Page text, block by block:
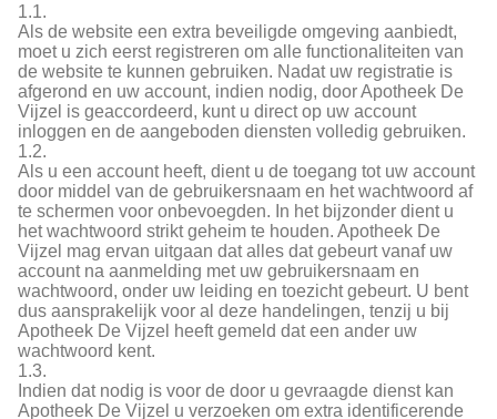
1.1.
Als de website een extra beveiligde omgeving aanbiedt,
moet u zich eerst registreren om alle functionaliteiten van
de website te kunnen gebruiken. Nadat uw registratie is
afgerond en uw account, indien nodig, door Apotheek De
Vijzel is geaccordeerd, kunt u direct op uw account
inloggen en de aangeboden diensten volledig gebruiken.
1.2.
Als u een account heeft, dient u de toegang tot uw account
door middel van de gebruikersnaam en het wachtwoord af
te schermen voor onbevoegden. In het bijzonder dient u
het wachtwoord strikt geheim te houden. Apotheek De
Vijzel mag ervan uitgaan dat alles dat gebeurt vanaf uw
account na aanmelding met uw gebruikersnaam en
wachtwoord, onder uw leiding en toezicht gebeurt. U bent
dus aansprakelijk voor al deze handelingen, tenzij u bij
Apotheek De Vijzel heeft gemeld dat een ander uw
wachtwoord kent.
1.3.
Indien dat nodig is voor de door u gevraagde dienst kan
Apotheek De Vijzel u verzoeken om extra identificerende